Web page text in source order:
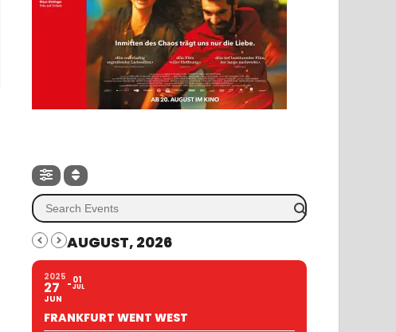
AUGUST, 2026
2025
27
JUN
01
JUL
FRANKFURT WENT WEST